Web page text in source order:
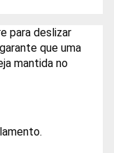
para deslizar
que uma
mantida no